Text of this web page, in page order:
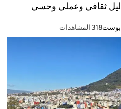
ثقافي وعملي وحسي
بوست318 المشاهدات